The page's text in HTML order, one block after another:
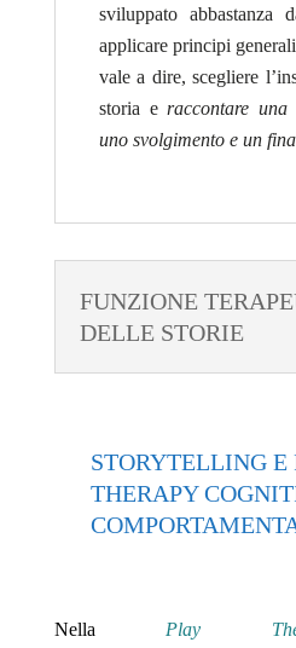
sviluppato abbastanza
applicare principi
vale a dire, scegliere
storia eraccontare
uno svolgimento e un
FUNZIONE
DELLE STORIE
STORYTELLING E
THERAPY
Nella
Play